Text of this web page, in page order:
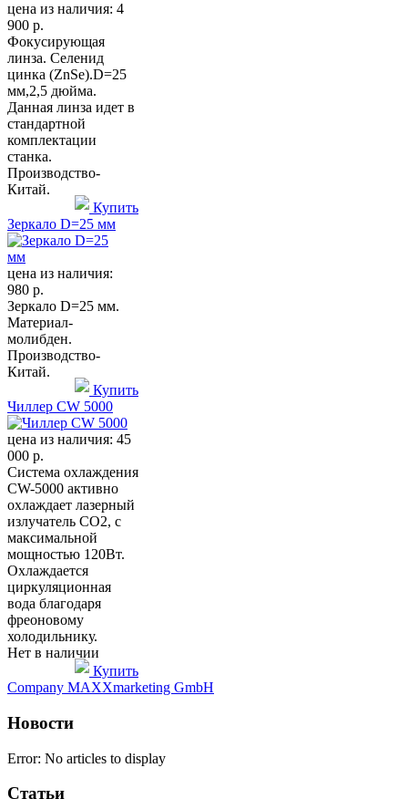
цена из наличия: 4
900 р.
Фокусирующая
линза. Селенид
цинка (ZnSe).D=25
мм,2,5 дюйма.
Данная линза идет в
стандартной
комплектации
станка.
Производство-
Китай.
Купить
Зеркало D=25 мм
цена из наличия:
980 р.
Зеркало D=25 мм.
Материал-
молибден.
Производство-
Китай.
Купить
Чиллер CW 5000
цена из наличия: 45
000 р.
Система охлаждения
CW-5000 активно
охлаждает лазерный
излучатель CO2, с
максимальной
мощностью 120Вт.
Охлаждается
циркуляционная
вода благодаря
фреоновому
холодильнику.
Нет в наличии
Купить
Company MAXXmarketing GmbH
Новости
Error: No articles to display
Статьи